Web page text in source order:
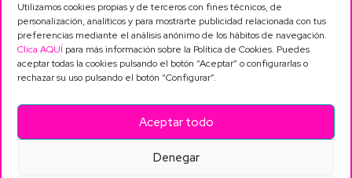
Utilizamos cookies propias y de terceros con fines técnicos, de
personalización, analíticos y para mostrarte publicidad relacionada con tus
preferencias mediante el análisis anónimo de los hábitos de navegación.
Clica AQUÍ para más información sobre la Política de Cookies. Puedes
aceptar todas la cookies pulsando el botón “Aceptar” o configurarlas o
rechazar su uso pulsando el botón “Configurar”.
Aceptar todo
Denegar
Servicios
Traducción
Traducción exprés
Revisión y corrección
Interpretación
Contacto
683 54 39 49
info@tradumat.com
Plaza Príncipe de
Mislata (Valencia)
Información
legal
Política de privacidad